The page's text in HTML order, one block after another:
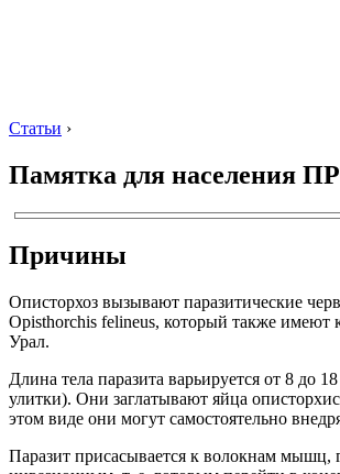
Статьи ›
Памятка для
Причины
Описторхоз вызывают паразитические
Opisthorchis felineus, который также
Урал.
Длина тела паразита варьируется от 8
улитки). Они заглатывают яйца
этом виде они могут самостоятельно
Паразит присасывается к волокнам мышц,